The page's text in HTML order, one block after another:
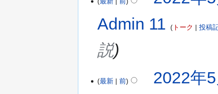
Admin 11
トーク 投稿
説
最新 前
2022年